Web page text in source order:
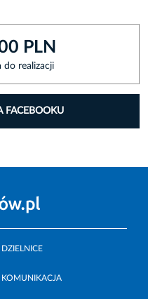
PLN
do realizacji
FACEBOOKU
DZIELNICE
KOMUNIKACJA